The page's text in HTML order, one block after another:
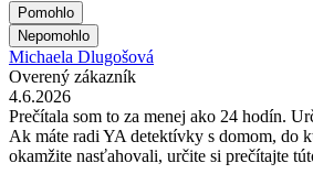
Pomohlo
Nepomohlo
Michaela Dlugošová
Overený zákazník
4.6.2026
Prečítala som to za menej ako 24 hodín.
Ak máte radi YA detektívky s domom, do
okamžite nasťahovali, určite si prečítajte